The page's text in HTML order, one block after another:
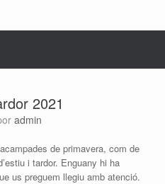
2021
admin
de primavera, com de
i tardor. Enguany hi ha
us preguem llegiu amb atenció.